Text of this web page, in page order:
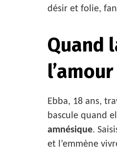
désir et folie,
Quand
l’amour
Ebba, 18 ans,
bascule quand
amnésique.
et l’emmène